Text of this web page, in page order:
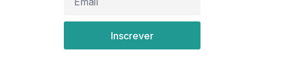
Inscrever